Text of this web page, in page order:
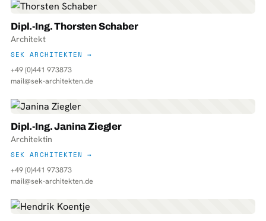
Dipl.-Ing. Thorsten Schaber
Architekt
SEK ARCHITEKTEN →
+49 (0)441 973873
mail@sek-architekten.de
Dipl.-Ing. Janina Ziegler
Architektin
SEK ARCHITEKTEN →
+49 (0)441 973873
mail@sek-architekten.de